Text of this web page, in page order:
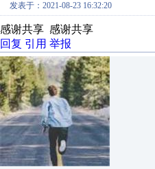
发表于：2021-08-23 16:32:20
感谢共享 感谢共享
回复 引用 举报